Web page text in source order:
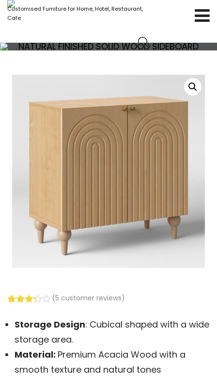
Customised Furniture for Home, Hotel, Restaurant,
Cafe
NATURAL FINISHED SOLID WOOD SIDEBOARD
out of
based
on
customer
ratings
(5 customer reviews)
Storage Design: Cubical shaped with a wide
storage area.
Material: Premium Acacia Wood with a
smooth texture and natural tones